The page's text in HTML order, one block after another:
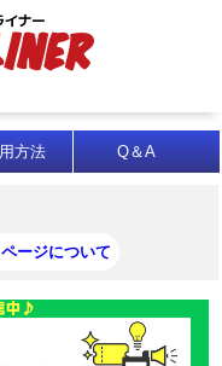
方法 Q＆A
ージについて